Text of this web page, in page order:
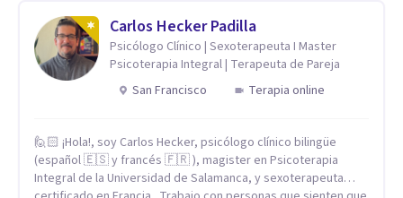
Europa y Asia). Además, colaboré como psicóloga en
Televisión Canaria, conectando con la realidad de las islas.
Mis servicios son 100% online y accesibles. Si buscas un
espacio de escucha profesional y orientado a resultados,
Carlos Hecker Padilla
Psicólogo Clínico | Sexoterapeuta I Master
Psicoterapia Integral | Terapeuta de Pareja
San Francisco
Terapia online
🙋🏻 ¡Hola!, soy Carlos Hecker, psicólogo clínico bilingüe
(español 🇪🇸 y francés 🇫🇷 ), magister en Psicoterapia
Integral de la Universidad de Salamanca, y sexoterapeuta